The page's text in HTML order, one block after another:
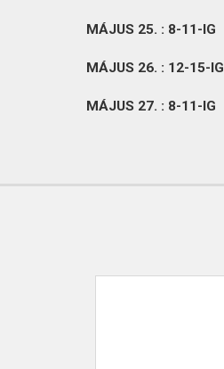
MÁJUS 25. : 8-11-IG
MÁJUS 26. : 12-15-IG
MÁJUS 27. : 8-11-IG